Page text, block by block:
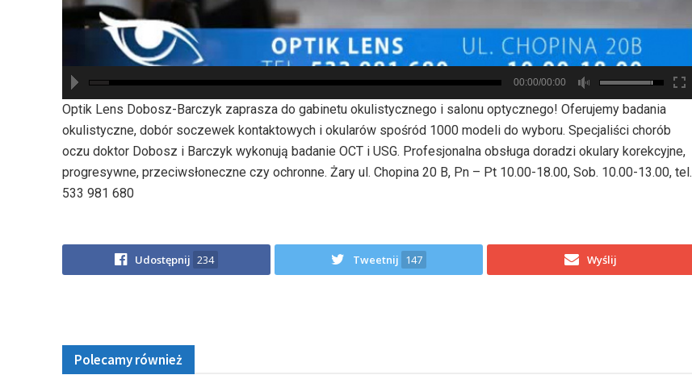
hd2880
hd2160
hd2160
hd1440
highres
hd1080
hd720
large
medium
small
tiny
00:00/00:00
Optik Lens Dobosz-Barczyk zaprasza do gabinetu okulistycznego i salonu optycznego! Oferujemy badania
okulistyczne, dobór soczewek kontaktowych i okularów spośród 1000 modeli do wyboru. Specjaliści chorób
oczu doktor Dobosz i Barczyk wykonują badanie OCT i USG. Profesjonalna obsługa doradzi okulary korekcyjne,
progresywne, przeciwsłoneczne czy ochronne. Żary ul. Chopina 20 B, Pn – Pt 10.00-18.00, Sob. 10.00-13.00, tel.
533 981 680
Udostępnij 234 Tweetnij 147 Wyślij
Polecamy również